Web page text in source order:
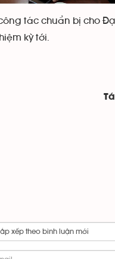
tác chuẩn bị cho
kỳ tới.